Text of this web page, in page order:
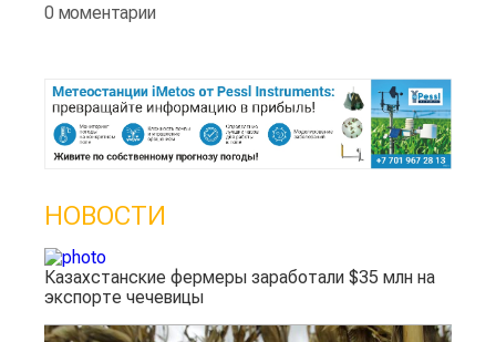
0 моментарии
НОВОСТИ
Казахстанские фермеры заработали $35 млн на
экспорте чечевицы